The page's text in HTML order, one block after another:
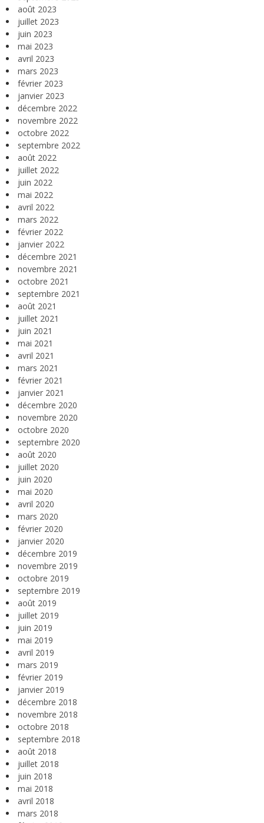
août 2023
juillet 2023
juin 2023
mai 2023
avril 2023
mars 2023
février 2023
janvier 2023
décembre 2022
novembre 2022
octobre 2022
septembre 2022
août 2022
juillet 2022
juin 2022
mai 2022
avril 2022
mars 2022
février 2022
janvier 2022
décembre 2021
novembre 2021
octobre 2021
septembre 2021
août 2021
juillet 2021
juin 2021
mai 2021
avril 2021
mars 2021
février 2021
janvier 2021
décembre 2020
novembre 2020
octobre 2020
septembre 2020
août 2020
juillet 2020
juin 2020
mai 2020
avril 2020
mars 2020
février 2020
janvier 2020
décembre 2019
novembre 2019
octobre 2019
septembre 2019
août 2019
juillet 2019
juin 2019
mai 2019
avril 2019
mars 2019
février 2019
janvier 2019
décembre 2018
novembre 2018
octobre 2018
septembre 2018
août 2018
juillet 2018
juin 2018
mai 2018
avril 2018
mars 2018